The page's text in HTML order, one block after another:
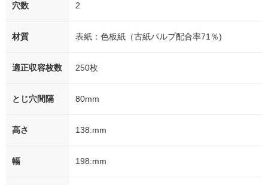
穴数 2
材質 表紙：色板紙（古紙パルプ配合率71％)
適正収容枚数 250枚
とじ穴間隔 80mm
高さ 138:mm
幅 198:mm